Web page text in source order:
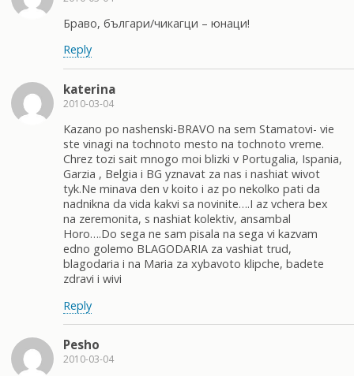
Браво, българи/чикагци – юнаци!
Reply
katerina
2010-03-04
Kazano po nashenski-BRAVO na sem Stamatovi- vie
ste vinagi na tochnoto mesto na tochnoto vreme.
Chrez tozi sait mnogo moi blizki v Portugalia, Ispania,
Garzia , Belgia i BG yznavat za nas i nashiat wivot
tyk.Ne minava den v koito i az po nekolko pati da
nadnikna da vida kakvi sa novinite….I az vchera bex
na zeremonita, s nashiat kolektiv, ansambal
Horo….Do sega ne sam pisala na sega vi kazvam
edno golemo BLAGODARIA za vashiat trud,
blagodaria i na Maria za xybavoto klipche, badete
zdravi i wivi
Reply
Pesho
2010-03-04